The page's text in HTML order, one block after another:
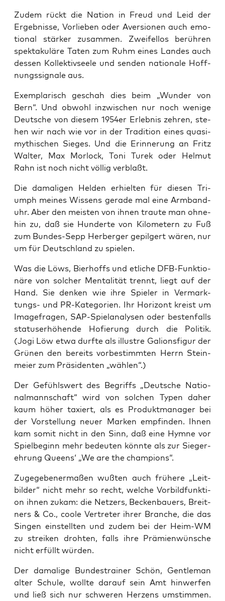
Zudem rückt die Nati­on in Freud und Leid der
Ergeb­nis­se, Vor­lie­ben oder Aver­sio­nen auch emo­
tio­nal stär­ker zusam­men. Zwei­fel­los berüh­ren
spek­ta­ku­lä­re Taten zum Ruhm eines Lan­des auch
des­sen Kol­lek­tiv­see­le und sen­den natio­na­le Hoff­
nungs­si­gna­le aus.
Exem­pla­risch geschah dies beim „Wun­der von
Bern“. Und obwohl inzwi­schen nur noch weni­ge
Deut­sche von die­sem 1954er Erleb­nis zeh­ren, ste­
hen wir nach wie vor in der Tra­di­ti­on eines qua­si­
my­thi­schen Sie­ges. Und die Erin­ne­rung an Fritz
Wal­ter, Max Mor­lock, Toni Turek oder Hel­mut
Rahn ist noch nicht völ­lig verblaßt.
Die dama­li­gen Hel­den erhiel­ten für die­sen Tri­
umph mei­nes Wis­sens gera­de mal eine Arm­band­
uhr. Aber den meis­ten von ihnen trau­te man ohne­
hin zu, daß sie Hun­der­te von Kilo­me­tern zu Fuß
zum Bun­des-Sepp Her­ber­ger gepil­gert wären, nur
um für Deutsch­land zu spielen.
Was die Löws, Bier­hoffs und etli­che DFB-Funk­tio­
nä­re von sol­cher Men­ta­li­tät trennt, liegt auf der
Hand. Sie den­ken wie ihre Spie­ler in Ver­mark­
tungs- und PR-Kate­go­rien. Ihr Hori­zont kreist um
Image­fra­gen, SAP-Spiel­ana­ly­sen oder bes­ten­falls
sta­tus­er­hö­hen­de Hofie­rung durch die Poli­tik.
(Jogi Löw etwa durf­te als illus­tre Gali­ons­fi­gur der
Grü­nen den bereits vor­be­stimm­ten Herrn Stein­
mei­er zum Prä­si­den­ten „wäh­len“.)
Der Gefühls­wert des Begriffs „Deut­sche Natio­
nal­mann­schaft“ wird von sol­chen Typen daher
kaum höher taxiert, als es Pro­dukt­ma­na­ger bei
der Vor­stel­lung neu­er Mar­ken emp­fin­den. Ihnen
kam somit nicht in den Sinn, daß eine Hym­ne vor
Spiel­be­ginn mehr bedeu­ten könn­te als zur Sie­ger­
eh­rung Queens‘ „We are the champions“.
Zuge­ge­be­ner­ma­ßen wuß­ten auch frü­he­re „Leit­
bil­der“ nicht mehr so recht, wel­che Vor­bild­funk­ti­
on ihnen zukam: die Net­zers, Becken­bau­ers, Breit­
ners & Co., coo­le Ver­tre­ter ihrer Bran­che, die das
Sin­gen ein­stell­ten und zudem bei der Heim-WM
zu strei­ken droh­ten, falls ihre Prä­mi­en­wün­sche
nicht erfüllt würden.
Der dama­li­ge Bun­des­trai­ner Schön, Gen­tle­man
alter Schu­le, woll­te dar­auf sein Amt hin­wer­fen
und ließ sich nur schwe­ren Her­zens umstim­men.